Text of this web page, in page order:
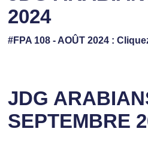
2024
#FPA 108 - AOÛT 2024 :
JDG
SEPTEMBRE